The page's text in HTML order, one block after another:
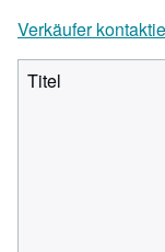
Verkäufer
Titel